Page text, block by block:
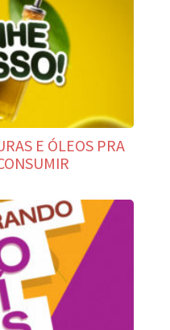
E ÓLEOS PRA